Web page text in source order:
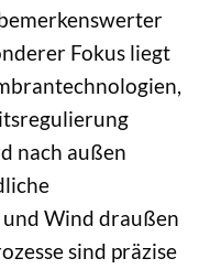
Fokus liegt
nach außen
Wind draußen
sind präzise